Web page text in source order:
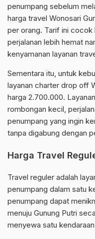
penumpang sebelum
harga travel Wonosari
per orang. Tarif ini cocok
perjalanan lebih hemat
kenyamanan layanan
Sementara itu, untuk
layanan charter drop off
harga 2.700.000.
rombongan kecil,
penumpang yang ingin
tanpa digabung dengan
Harga Travel
Travel reguler adalah
penumpang dalam satu
penumpang dapat
menuju Gunung Putri
menyewa satu